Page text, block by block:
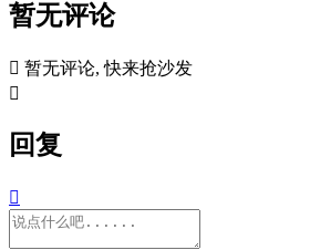
暂无评论
 暂无评论, 快来抢沙发

回复
